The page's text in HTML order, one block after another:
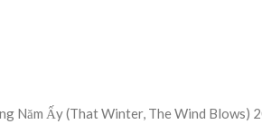
Năm Ấy (That Winter, The Wind Blows)